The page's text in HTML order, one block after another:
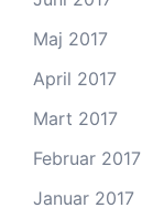
Maj 2017
April 2017
Mart 2017
Februar 2017
Januar 2017